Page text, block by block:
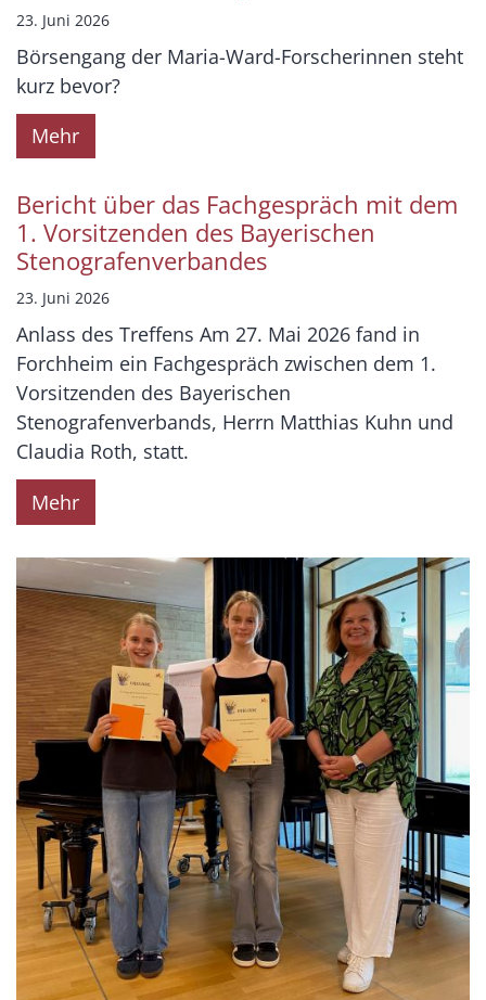
23. Juni 2026
Börsengang der Maria-Ward-Forscherinnen steht
kurz bevor?
Mehr
Bericht über das Fachgespräch mit dem
1. Vorsitzenden des Bayerischen
Stenografenverbandes
23. Juni 2026
Anlass des Treffens Am 27. Mai 2026 fand in
Forchheim ein Fachgespräch zwischen dem 1.
Vorsitzenden des Bayerischen
Stenografenverbands, Herrn Matthias Kuhn und
Claudia Roth, statt.
Mehr